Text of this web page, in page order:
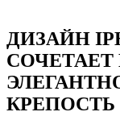
ДИЗАЙН
СОЧЕТАЕТ
КРЕПОСТЬ